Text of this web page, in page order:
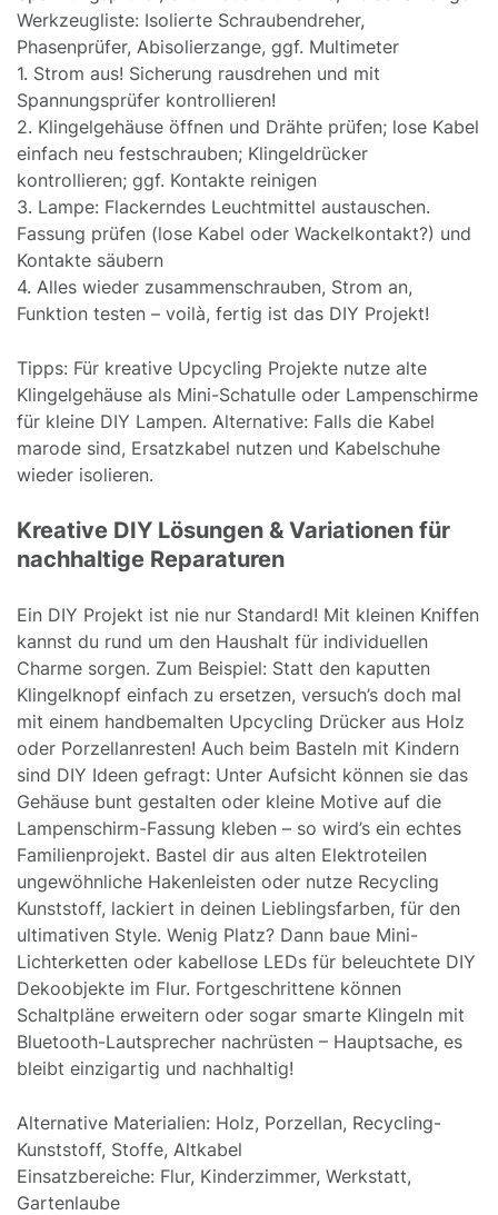
Werkzeugliste: Isolierte Schraubendreher,
Phasenprüfer, Abisolierzange, ggf. Multimeter
1. Strom aus! Sicherung rausdrehen und mit
Spannungsprüfer kontrollieren!
2. Klingelgehäuse öffnen und Drähte prüfen; lose Kabel
einfach neu festschrauben; Klingeldrücker
kontrollieren; ggf. Kontakte reinigen
3. Lampe: Flackerndes Leuchtmittel austauschen.
Fassung prüfen (lose Kabel oder Wackelkontakt?) und
Kontakte säubern
4. Alles wieder zusammenschrauben, Strom an,
Funktion testen – voilà, fertig ist das DIY Projekt!
Tipps: Für kreative Upcycling Projekte nutze alte
Klingelgehäuse als Mini-Schatulle oder Lampenschirme
für kleine DIY Lampen. Alternative: Falls die Kabel
marode sind, Ersatzkabel nutzen und Kabelschuhe
wieder isolieren.
Kreative DIY Lösungen & Variationen für
nachhaltige Reparaturen
Ein DIY Projekt ist nie nur Standard! Mit kleinen Kniffen
kannst du rund um den Haushalt für individuellen
Charme sorgen. Zum Beispiel: Statt den kaputten
Klingelknopf einfach zu ersetzen, versuch’s doch mal
mit einem handbemalten Upcycling Drücker aus Holz
oder Porzellanresten! Auch beim Basteln mit Kindern
sind DIY Ideen gefragt: Unter Aufsicht können sie das
Gehäuse bunt gestalten oder kleine Motive auf die
Lampenschirm-Fassung kleben – so wird’s ein echtes
Familienprojekt. Bastel dir aus alten Elektroteilen
ungewöhnliche Hakenleisten oder nutze Recycling
Kunststoff, lackiert in deinen Lieblingsfarben, für den
ultimativen Style. Wenig Platz? Dann baue Mini-
Lichterketten oder kabellose LEDs für beleuchtete DIY
Dekoobjekte im Flur. Fortgeschrittene können
Schaltpläne erweitern oder sogar smarte Klingeln mit
Bluetooth-Lautsprecher nachrüsten – Hauptsache, es
bleibt einzigartig und nachhaltig!
Alternative Materialien: Holz, Porzellan, Recycling-
Kunststoff, Stoffe, Altkabel
Einsatzbereiche: Flur, Kinderzimmer, Werkstatt,
Gartenlaube